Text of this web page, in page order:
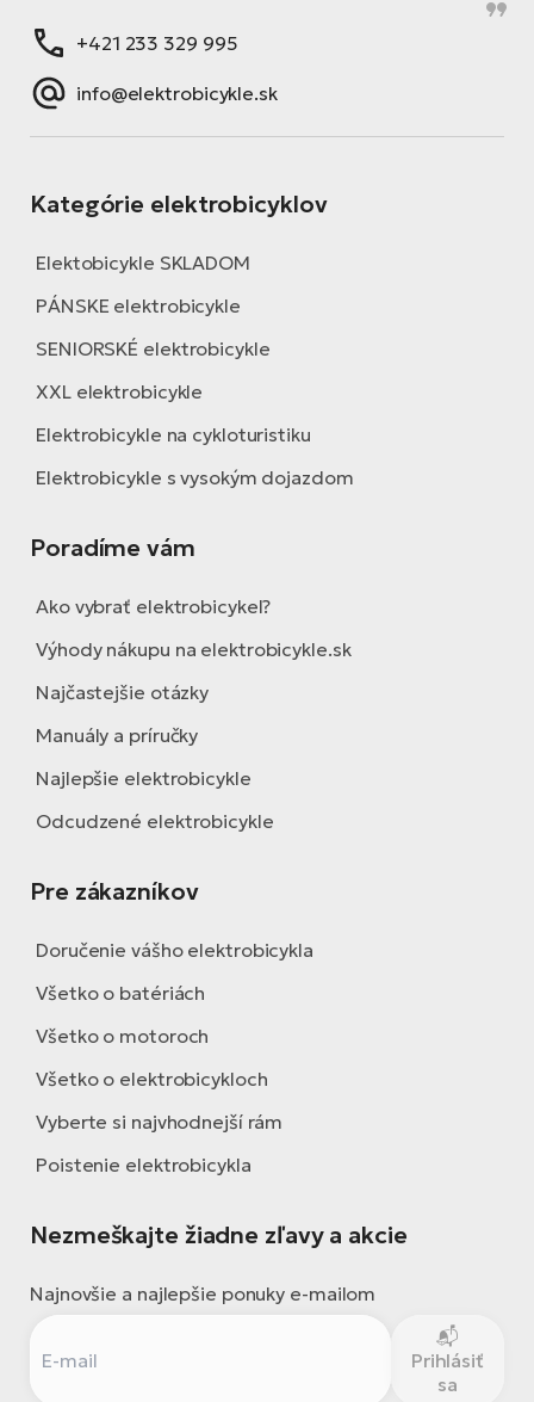
+421 233 329 995
info@elektrobicykle.sk
Kategórie elektrobicyklov
Elektobicykle SKLADOM
PÁNSKE elektrobicykle
SENIORSKÉ elektrobicykle
XXL elektrobicykle
Elektrobicykle na cykloturistiku
Elektrobicykle s vysokým dojazdom
Poradíme vám
Ako vybrať elektrobicykel?
Výhody nákupu na elektrobicykle.sk
Najčastejšie otázky
Manuály a príručky
Najlepšie elektrobicykle
Odcudzené elektrobicykle
Pre zákazníkov
Doručenie vášho elektrobicykla
Všetko o batériách
Všetko o motoroch
Všetko o elektrobicykloch
Vyberte si najvhodnejší rám
Poistenie elektrobicykla
Nezmeškajte žiadne zľavy a akcie
Najnovšie a najlepšie ponuky e-mailom
Prihlásiť
sa